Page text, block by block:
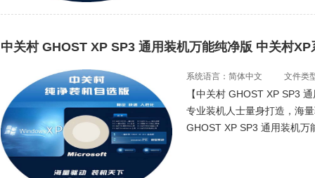
中关村 GHOST XP SP3 通用装机万能纯净版 中关村XP
系统语言：简体中文 文件类
【中关村 GHOST XP SP3
专业装机人士量身打造，海
GHOST XP SP3 通用装机万